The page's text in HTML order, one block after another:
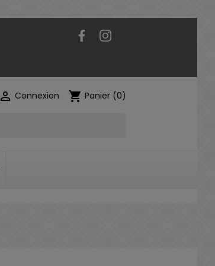
Facebook
 Connexion shopping_cart Panier (0)